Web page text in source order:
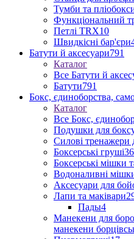
Тумби та
Функціональний
Петлі TRX10
Швидкісні бар'єри
Батути й аксесуари791
Каталог
Все Батути й
Батути791
Бокс, єдиноборства,
Каталог
Все Бокс,
Подушки для
Силові тренажери
Боксерські груші36
Боксерські мішки
Водоналивні
Аксесуари для
Лапи та маківари
Пады4
Манекени для
манекени